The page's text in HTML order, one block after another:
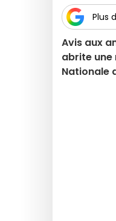
Plus
Avis aux
abrite une
Nationale